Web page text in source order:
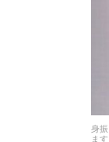
身
ま